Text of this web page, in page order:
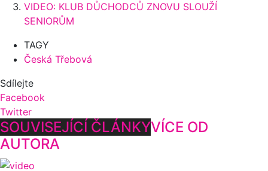
VIDEO: KLUB DŮCHODCŮ ZNOVU SLOUŽÍ
SENIORŮM
TAGY
Česká Třebová
Sdílejte
Facebook
Twitter
SOUVISEJÍCÍ ČLÁNKYVÍCE OD
AUTORA